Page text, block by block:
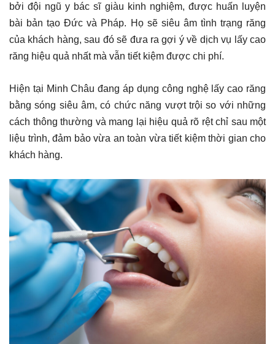
bởi đội ngũ y bác sĩ giàu kinh nghiệm, được huấn luyện
bài bản tạo Đức và Pháp. Họ sẽ siêu âm tình trạng răng
của khách hàng, sau đó sẽ đưa ra gợi ý về dịch vụ lấy cao
răng hiệu quả nhất mà vẫn tiết kiệm được chi phí.
Hiện tại Minh Châu đang áp dụng công nghệ lấy cao răng
bằng sóng siêu âm, có chức năng vượt trội so với những
cách thông thường và mang lại hiệu quả rõ rệt chỉ sau một
liệu trình, đảm bảo vừa an toàn vừa tiết kiệm thời gian cho
khách hàng.